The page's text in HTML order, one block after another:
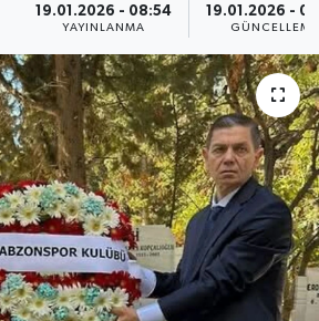
19.01.2026 - 08:54
YAYINLANMA
19.01.2026 -
GÜNCELLEME